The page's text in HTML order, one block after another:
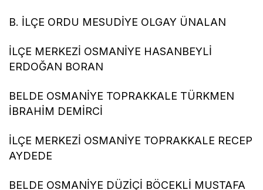
B. İLÇE ORDU MESUDİYE OLGAY ÜNALAN
İLÇE MERKEZİ OSMANİYE HASANBEYLİ
ERDOĞAN BORAN
BELDE OSMANİYE TOPRAKKALE TÜRKMEN
İBRAHİM DEMİRCİ
İLÇE MERKEZİ OSMANİYE TOPRAKKALE RECEP
AYDEDE
BELDE OSMANİYE DÜZİÇİ BÖCEKLİ MUSTAFA